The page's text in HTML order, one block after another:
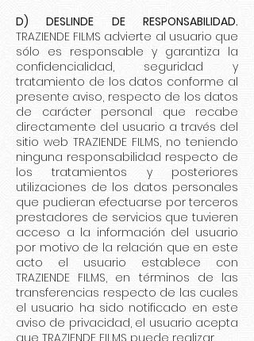
D) DESLINDE DE RESPONSABILIDAD.
TRAZIENDE FILMS advierte al usuario que
sólo es responsable y garantiza la
confidencialidad, seguridad y
tratamiento de los datos conforme al
presente aviso, respecto de los datos
de carácter personal que recabe
directamente del usuario a través del
sitio web TRAZIENDE FILMS, no teniendo
ninguna responsabilidad respecto de
los tratamientos y posteriores
utilizaciones de los datos personales
que pudieran efectuarse por terceros
prestadores de servicios que tuvieren
acceso a la información del usuario
por motivo de la relación que en este
acto el usuario establece con
TRAZIENDE FILMS, en términos de las
transferencias respecto de las cuales
el usuario ha sido notificado en este
aviso de privacidad, el usuario acepta
que TRAZIENDE FILMS puede realizar.